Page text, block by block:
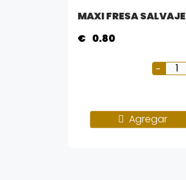
MAXI FRESA SALVAJE
€ 0.80
Agregar